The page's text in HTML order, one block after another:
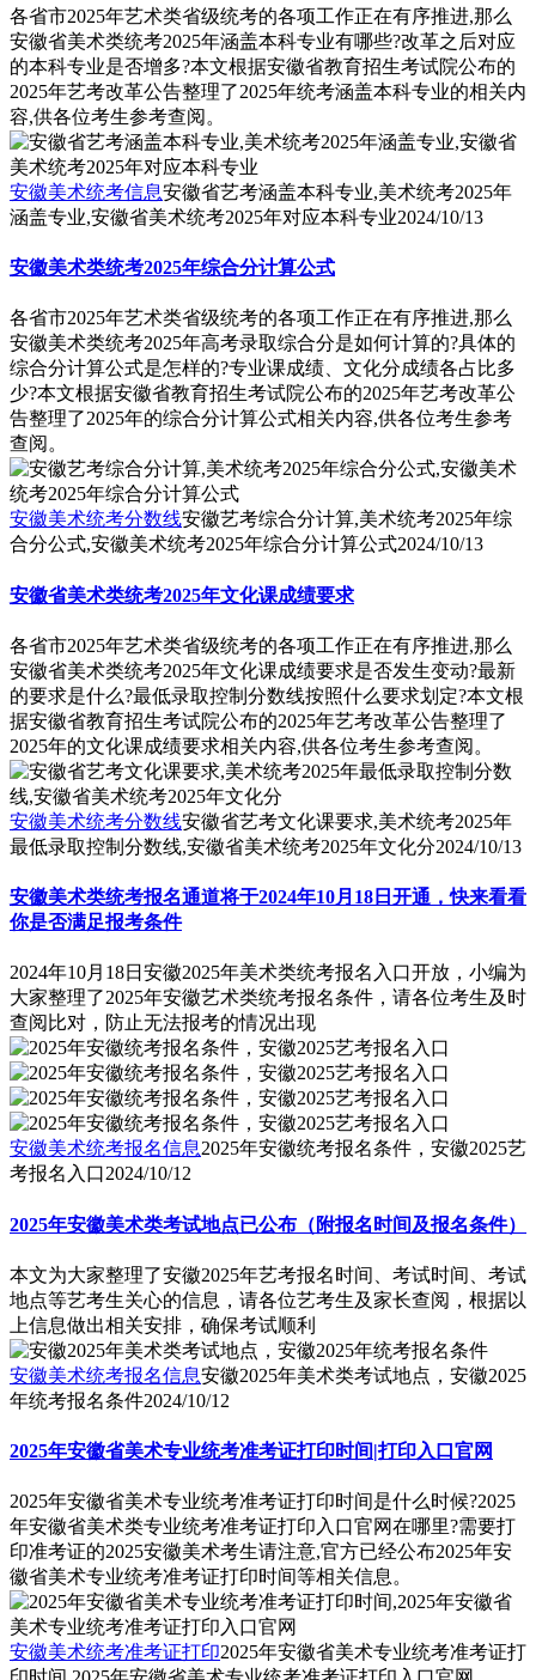
各省市2025年艺术类省级统考的各项工作正在有序推进,那么
安徽省美术类统考2025年涵盖本科专业有哪些?改革之后对应
的本科专业是否增多?本文根据安徽省教育招生考试院公布的
2025年艺考改革公告整理了2025年统考涵盖本科专业的相关内
容,供各位考生参考查阅。
安徽美术统考信息安徽省艺考涵盖本科专业,美术统考2025年
涵盖专业,安徽省美术统考2025年对应本科专业2024/10/13
安徽美术类统考2025年综合分计算公式
各省市2025年艺术类省级统考的各项工作正在有序推进,那么
安徽美术类统考2025年高考录取综合分是如何计算的?具体的
综合分计算公式是怎样的?专业课成绩、文化分成绩各占比多
少?本文根据安徽省教育招生考试院公布的2025年艺考改革公
告整理了2025年的综合分计算公式相关内容,供各位考生参考
查阅。
安徽美术统考分数线安徽艺考综合分计算,美术统考2025年综
合分公式,安徽美术统考2025年综合分计算公式2024/10/13
安徽省美术类统考2025年文化课成绩要求
各省市2025年艺术类省级统考的各项工作正在有序推进,那么
安徽省美术类统考2025年文化课成绩要求是否发生变动?最新
的要求是什么?最低录取控制分数线按照什么要求划定?本文根
据安徽省教育招生考试院公布的2025年艺考改革公告整理了
2025年的文化课成绩要求相关内容,供各位考生参考查阅。
安徽美术统考分数线安徽省艺考文化课要求,美术统考2025年
最低录取控制分数线,安徽省美术统考2025年文化分2024/10/13
安徽美术类统考报名通道将于2024年10月18日开通，快来看看
你是否满足报考条件
2024年10月18日安徽2025年美术类统考报名入口开放，小编为
大家整理了2025年安徽艺术类统考报名条件，请各位考生及时
查阅比对，防止无法报考的情况出现
安徽美术统考报名信息2025年安徽统考报名条件，安徽2025艺
考报名入口2024/10/12
2025年安徽美术类考试地点已公布（附报名时间及报名条件）
本文为大家整理了安徽2025年艺考报名时间、考试时间、考试
地点等艺考生关心的信息，请各位艺考生及家长查阅，根据以
上信息做出相关安排，确保考试顺利
安徽美术统考报名信息安徽2025年美术类考试地点，安徽2025
年统考报名条件2024/10/12
2025年安徽省美术专业统考准考证打印时间|打印入口官网
2025年安徽省美术专业统考准考证打印时间是什么时候?2025
年安徽省美术类专业统考准考证打印入口官网在哪里?需要打
印准考证的2025安徽美术考生请注意,官方已经公布2025年安
徽省美术专业统考准考证打印时间等相关信息。
安徽美术统考准考证打印2025年安徽省美术专业统考准考证打